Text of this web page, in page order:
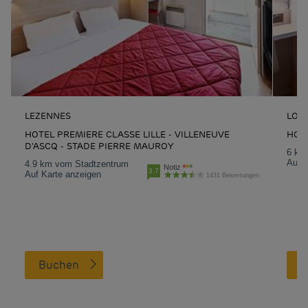
LEZENNES
HOTEL PREMIERE CLASSE LILLE - VILLENEUVE
D'ASCQ - STADE PIERRE MAUROY
4.9 km vom Stadtzentrum
Auf Karte anzeigen
3.7 Notiz
1431 Bewertungen
Buchen
6
Auf